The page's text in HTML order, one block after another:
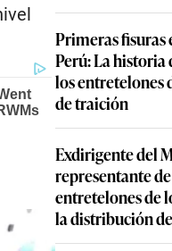
Primeras fisuras
Perú: La historia
los entretelones
de traición
Exdirigente del
representante
entretelones de
la distribución